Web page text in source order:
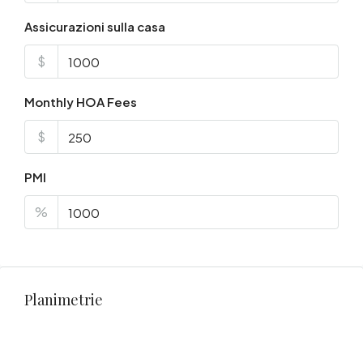
Assicurazioni sulla casa
$
Monthly HOA Fees
$
PMI
%
Planimetrie